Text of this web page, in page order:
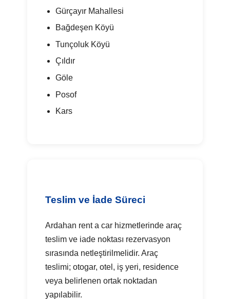
Gürçayır Mahallesi
Bağdeşen Köyü
Tunçoluk Köyü
Çıldır
Göle
Posof
Kars
Teslim ve İade Süreci
Ardahan rent a car hizmetlerinde araç
teslim ve iade noktası rezervasyon
sırasında netleştirilmelidir. Araç
teslimi; otogar, otel, iş yeri, residence
veya belirlenen ortak noktadan
yapılabilir.